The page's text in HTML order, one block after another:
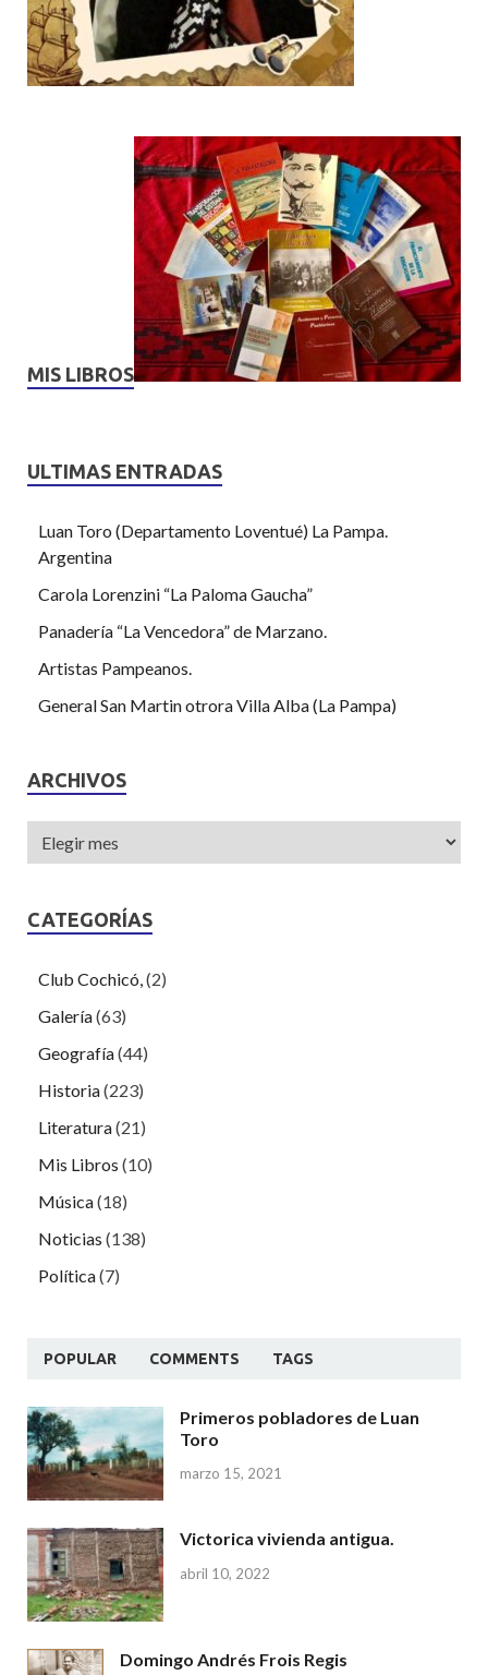
MIS LIBROS
ULTIMAS ENTRADAS
Luan Toro (Departamento Loventué) La Pampa.
Argentina
Carola Lorenzini “La Paloma Gaucha”
Panadería “La Vencedora” de Marzano.
Artistas Pampeanos.
General San Martin otrora Villa Alba (La Pampa)
ARCHIVOS
CATEGORÍAS
Club Cochicó, (2)
Galería(63)
Geografía(44)
Historia(223)
Literatura(21)
Mis Libros (10)
Música(18)
Noticias (138)
Política(7)
POPULAR COMMENTS TAGS
Primeros pobladores de Luan
Toro
marzo 15, 2021
Victorica vivienda antigua.
abril 10, 2022
Domingo Andrés Frois Regis